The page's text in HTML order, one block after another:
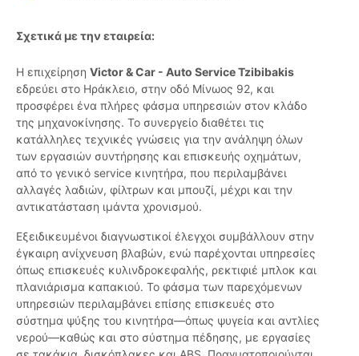
Σχετικά με την εταιρεία:
Η επιχείρηση Victor & Car - Auto Service Tzibibakis
εδρεύει στο Ηράκλειο, στην οδό Μίνωος 92, και
προσφέρει ένα πλήρες φάσμα υπηρεσιών στον κλάδο
της μηχανοκίνησης. Το συνεργείο διαθέτει τις
κατάλληλες τεχνικές γνώσεις για την ανάληψη όλων
των εργασιών συντήρησης και επισκευής οχημάτων,
από το γενικό service κινητήρα, που περιλαμβάνει
αλλαγές λαδιών, φίλτρων και μπουζί, μέχρι και την
αντικατάσταση ιμάντα χρονισμού.
Εξειδικευμένοι διαγνωστικοί έλεγχοι συμβάλλουν στην
έγκαιρη ανίχνευση βλαβών, ενώ παρέχονται υπηρεσίες
όπως επισκευές κυλινδροκεφαλής, ρεκτιφιέ μπλοκ και
πλανιάρισμα καπακιού. Το φάσμα των παρεχόμενων
υπηρεσιών περιλαμβάνει επίσης επισκευές στο
σύστημα ψύξης του κινητήρα—όπως ψυγεία και αντλίες
νερού—καθώς και στο σύστημα πέδησης, με εργασίες